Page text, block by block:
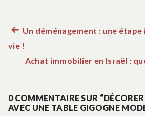
Navigation
Article
précédent :
Un déménagement : une
vie !
Achat immobilier en Israël :
0 COMMENTAIRE SUR
AVEC UNE TABLE GIGOGNE